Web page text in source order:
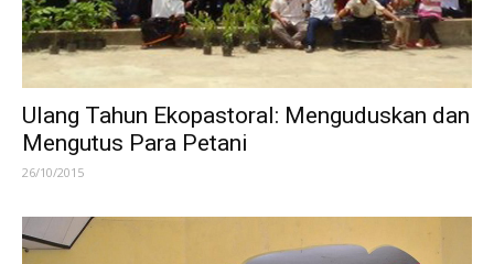
Ulang Tahun Ekopastoral: Menguduskan dan
Mengutus Para Petani
26/10/2015